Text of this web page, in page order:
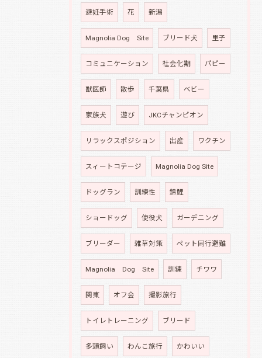
避妊手術 花 新潟
Magnolia Dog Site ブリード犬 里子
コミュニケーション 社会化期 パピー
獣医師 散歩 千葉県 ベビー
家族犬 遊び JKCチャンピオン
リラックスポジション 出産 ワクチン
スィートコテージ Magnolia Dog Site
ドッグラン 訓練性 錦鯉
ショードッグ 使役犬 ガーデニング
ブリーダー 雑草対策 ペット同行避難
Magnolia Dog Site 訓練 チワワ
関東 オフ会 撮影旅行
トイレトレーニング ブリード
多頭飼い わんこ旅行 かわいい